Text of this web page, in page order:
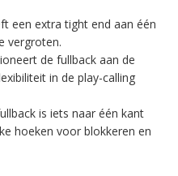
een extra tight end aan één
vergroten.
de fullback aan de
in de play-calling
is iets naar één kant
hoeken voor blokkeren en